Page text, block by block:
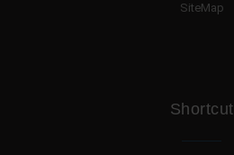
SiteMap
Shortcut